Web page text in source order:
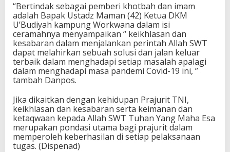
“Bertindak sebagai pemberi khotbah dan imam
adalah Bapak Ustadz Maman (42) Ketua DKM
U’Budiyah kampung Workwana dalam isi
ceramahnya menyampaikan “ keikhlasan dan
kesabaran dalam menjalankan perintah Allah SWT
dapat melahirkan sebuah solusi dan jalan keluar
terbaik dalam menghadapi setiap masalah apalagi
dalam menghadapi masa pandemi Covid-19 ini, ”
tambah Danpos.
Jika dikaitkan dengan kehidupan Prajurit TNI,
keikhlasan dan kesabaran serta keimanan dan
ketaqwaan kepada Allah SWT Tuhan Yang Maha Esa
merupakan pondasi utama bagi prajurit dalam
memperoleh keberhasilan di setiap pelaksanaan
tugas. (Dispenad)